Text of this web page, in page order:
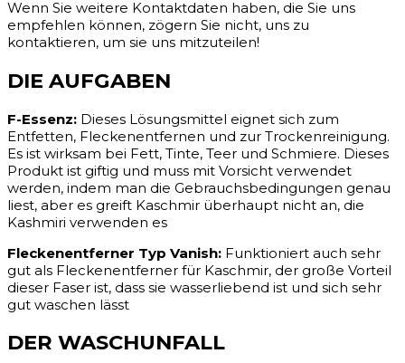
Wenn Sie weitere Kontaktdaten haben, die Sie uns
empfehlen können, zögern Sie nicht, uns zu
kontaktieren, um sie uns mitzuteilen!
DIE AUFGABEN
F-Essenz: Dieses Lösungsmittel eignet sich zum
Entfetten, Fleckenentfernen und zur Trockenreinigung.
Es ist wirksam bei Fett, Tinte, Teer und Schmiere. Dieses
Produkt ist giftig und muss mit Vorsicht verwendet
werden, indem man die Gebrauchsbedingungen genau
liest, aber es greift Kaschmir überhaupt nicht an, die
Kashmiri verwenden es
Fleckenentferner Typ Vanish: Funktioniert auch sehr
gut als Fleckenentferner für Kaschmir, der große Vorteil
dieser Faser ist, dass sie wasserliebend ist und sich sehr
gut waschen lässt
DER WASCHUNFALL